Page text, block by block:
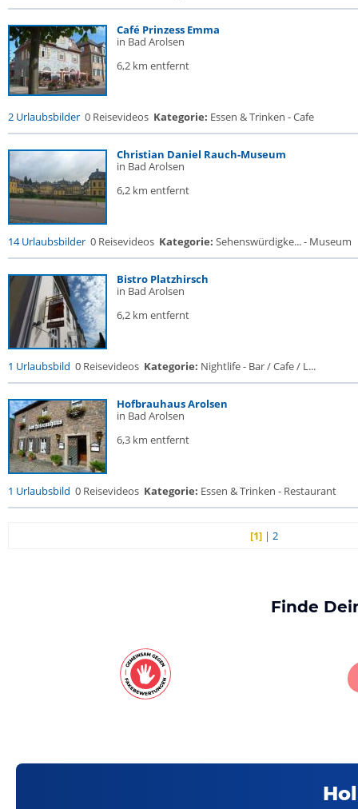
Café Prinzess Emma
in Bad Arolsen
6,2 km entfernt
2 Urlaubsbilder 0 Reisevideos Kategorie: Essen & Trinken - Cafe
Christian Daniel Rauch-Museum
in Bad Arolsen
6,2 km entfernt
14 Urlaubsbilder 0 Reisevideos Kategorie: Sehenswürdigke... - Museum
Bistro Platzhirsch
in Bad Arolsen
6,2 km entfernt
1 Urlaubsbild 0 Reisevideos Kategorie: Nightlife - Bar / Cafe / L...
Hofbrauhaus Arolsen
in Bad Arolsen
6,3 km entfernt
1 Urlaubsbild 0 Reisevideos Kategorie: Essen & Trinken - Restaurant
[1] |2
Finde